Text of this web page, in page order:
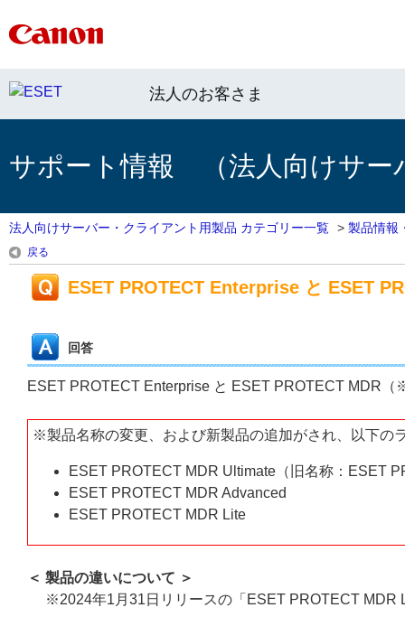
法人のお客さま
サポート情報 （法人向けサー
法人向けサーバー・クライアント用製品 カテゴリー一覧 > 製品情報
戻る
ESET PROTECT Enterprise と ESET
回答
ESET PROTECT Enterprise と ESET PROTECT MDR
※製品名称の変更、および新製品の追加がされ、以下の
ESET PROTECT MDR Ultimate（旧名称：ESET
ESET PROTECT MDR Advanced
ESET PROTECT MDR Lite
＜ 製品の違いについて ＞
※2024年1月31日リリースの「ESET PROTECT MDR